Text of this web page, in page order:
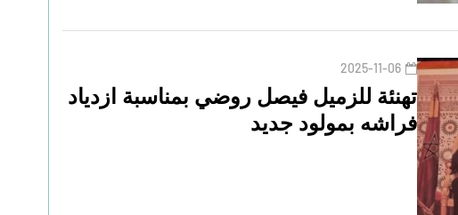
2025-11-06
تهنئة للزميل فيصل روضي بمناسبة ازدياد
فراشه بمولود جديد